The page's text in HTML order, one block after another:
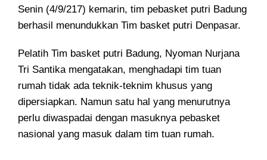
Senin (4/9/217) kemarin, tim pebasket putri Badung
berhasil menundukkan Tim basket putri Denpasar.
Pelatih Tim basket putri Badung, Nyoman Nurjana
Tri Santika mengatakan, menghadapi tim tuan
rumah tidak ada teknik-teknim khusus yang
dipersiapkan. Namun satu hal yang menurutnya
perlu diwaspadai dengan masuknya pebasket
nasional yang masuk dalam tim tuan rumah.